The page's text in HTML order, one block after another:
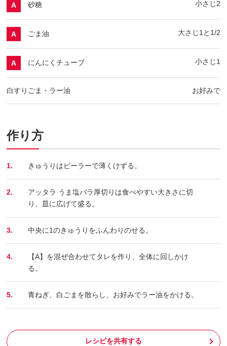
A 砂糖 小さじ2
A ごま油 大さじ1と1/2
A にんにくチューブ 小さじ1
白すりごま・ラー油 お好みで
作り方
1. きゅうりはピーラーで薄くけずる。
2.
アッタラ うま塩バラ厚切りは食べやすい大きさに切
り、皿に広げて盛る。
3. 中央に1のきゅうりをふんわりのせる。
4.
【A】を混ぜ合わせてタレを作り、全体に回しかけ
る。
5. 青ねぎ、白ごまを散らし、お好みでラー油をかける。
レシピを共有する